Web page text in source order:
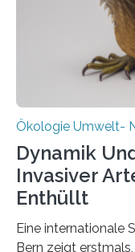
in den
Thünen-Instituts
Ökologie Umwelt-
Dynamik
Invasiver
Enthüllt
Eine internationale
Bern zeigt